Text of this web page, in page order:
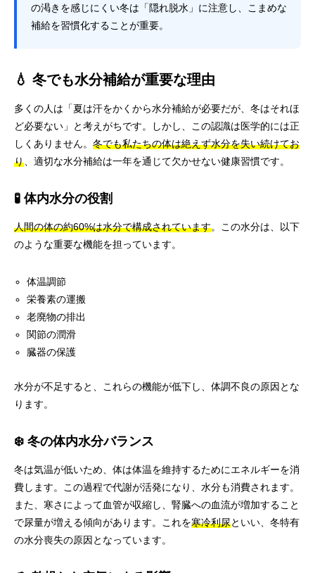
の渇きを感じにくい冬は「隠れ脱水」に注意し、こまめな
補給を習慣化することが重要。
💧 冬でも水分補給が重要な理由
多くの人は「夏は汗をかくから水分補給が必要だが、冬はそれほ
ど必要ない」と考えがちです。しかし、この認識は医学的には正
しくありません。 冬でも私たちの体は絶えず水分を失い続けてお
り 、適切な水分補給は一年を通じて欠かせない健康習慣です。
🧪 体内水分の役割
人間の体の約60%は水分で構成されています。この水分は、以下
のような重要な機能を担っています。
体温調節
栄養素の運搬
老廃物の排出
関節の潤滑
臓器の保護
水分が不足すると、これらの機能が低下し、体調不良の原因とな
ります。
❄️ 冬の体内水分バランス
冬は気温が低いため、体は体温を維持するためにエネルギーを消
費します。この過程で代謝が活発になり、水分も消費されます。
また、寒さによって血管が収縮し、腎臓への血流が増加すること
で尿量が増える傾向があります。これを寒冷利尿といい、冬特有
の水分喪失の原因となっています。